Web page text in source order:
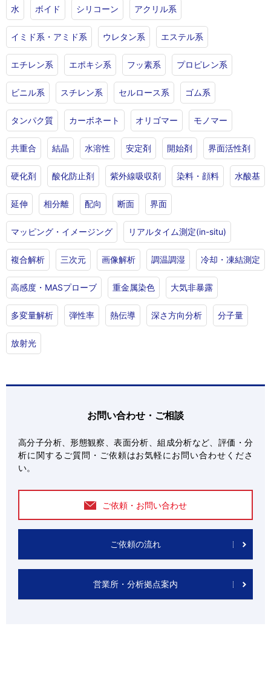
水 ボイド シリコーン アクリル系
イミド系・アミド系 ウレタン系 エステル系
エチレン系 エポキシ系 フッ素系 プロピレン系
ビニル系 スチレン系 セルロース系 ゴム系
タンパク質 カーボネート オリゴマー モノマー
共重合 結晶 水溶性 安定剤 開始剤 界面活性剤
硬化剤 酸化防止剤 紫外線吸収剤 染料・顔料 水酸基
延伸 相分離 配向 断面 界面
マッピング・イメージング リアルタイム測定(in-situ)
複合解析 三次元 画像解析 調温調湿 冷却・凍結測定
高感度・MASプローブ 重金属染色 大気非暴露
多変量解析 弾性率 熱伝導 深さ方向分析 分子量
放射光
お問い合わせ・ご相談
高分子分析、形態観察、表面分析、組成分析など、評価・分
析に関するご質問・ご依頼はお気軽にお問い合わせくださ
い。
ご依頼・お問い合わせ
ご依頼の流れ
営業所・分析拠点案内